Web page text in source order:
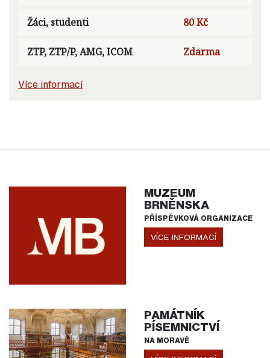
Žáci, studenti 80 Kč
ZTP, ZTP/P, AMG, ICOM Zdarma
Více informací
MUZEUM
BRNĚNSKA
PŘÍSPĚVKOVÁ ORGANIZACE
VÍCE INFORMACÍ
PAMÁTNÍK
PÍSEMNICTVÍ
NA MORAVĚ